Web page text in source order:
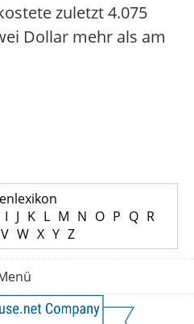
zuletzt 4.075
Dollar mehr als am
I J K L M N O P Q R
V W X Y Z